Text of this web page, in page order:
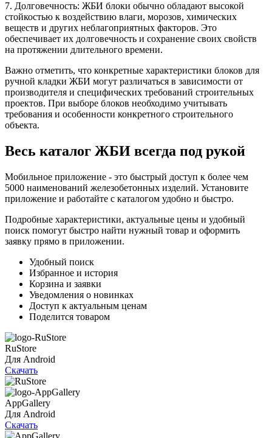
7. Долговечность: ЖБИ блоки обычно обладают высокой
стойкостью к воздействию влаги, морозов, химических
веществ и других неблагоприятных факторов. Это
обеспечивает их долговечность и сохранение своих свойств
на протяжении длительного времени.
Важно отметить, что конкретные характеристики блоков для
ручной кладки ЖБИ могут различаться в зависимости от
производителя и специфических требований строительных
проектов. При выборе блоков необходимо учитывать
требования и особенности конкретного строительного
объекта.
Весь каталог ЖБИ всегда под рукой
Мобильное приложение - это быстрый доступ к более чем
5000 наименований железобетонных изделий. Установите
приложение и работайте с каталогом удобно и быстро.
Подробные характеристики, актуальные цены и удобный
поиск помогут быстро найти нужный товар и оформить
заявку прямо в приложении.
Удобный поиск
Избранное и история
Корзина и заявки
Уведомления о новинках
Доступ к актуальным ценам
Поделится товаром
RuStore
Для Android
Скачать
AppGallery
Для Android
Скачать